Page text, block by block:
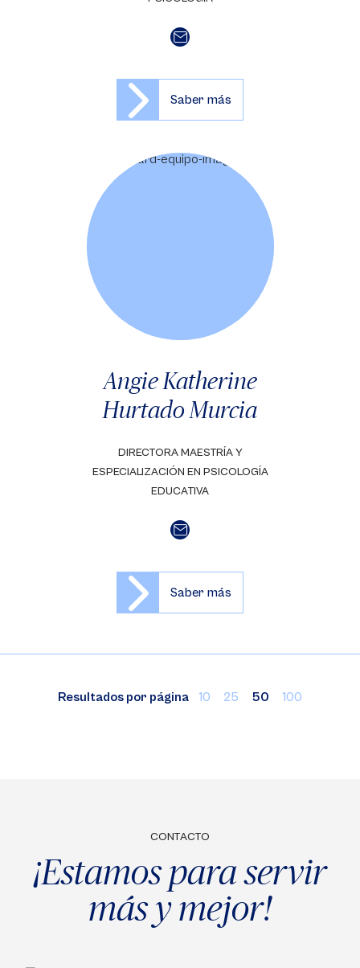
Saber más
Angie Katherine
Hurtado Murcia
DIRECTORA MAESTRÍA Y
ESPECIALIZACIÓN EN PSICOLOGÍA
EDUCATIVA
Saber más
Resultados por página 10 25 50 100
CONTACTO
¡Estamos para servir
más y mejor!